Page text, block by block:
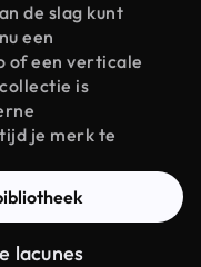
de slag kunt
een
of een verticale
is
je merk te
lacunes